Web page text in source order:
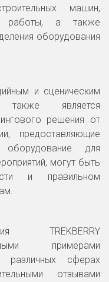
машин,
работы, а также
оборудования
и сценическим
также является
решения от
предоставляющие
оборудование для
могут быть
и правильном
TREKBERRY
примерами
различных сферах
отзывами